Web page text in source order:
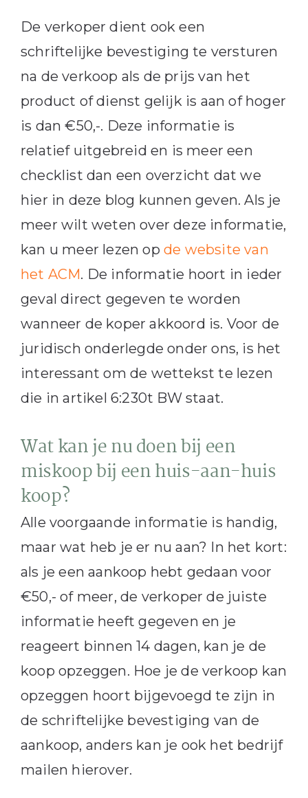
De verkoper dient ook een
schriftelijke bevestiging te versturen
na de verkoop als de prijs van het
product of dienst gelijk is aan of hoger
is dan €50,-. Deze informatie is
relatief uitgebreid en is meer een
checklist dan een overzicht dat we
hier in deze blog kunnen geven. Als je
meer wilt weten over deze informatie,
kan u meer lezen op de website van
het ACM. De informatie hoort in ieder
geval direct gegeven te worden
wanneer de koper akkoord is. Voor de
juridisch onderlegde onder ons, is het
interessant om de wettekst te lezen
die in artikel 6:230t BW staat.
Wat kan je nu doen bij een
miskoop bij een huis-aan-huis
koop?
Alle voorgaande informatie is handig,
maar wat heb je er nu aan? In het kort:
als je een aankoop hebt gedaan voor
€50,- of meer, de verkoper de juiste
informatie heeft gegeven en je
reageert binnen 14 dagen, kan je de
koop opzeggen. Hoe je de verkoop kan
opzeggen hoort bijgevoegd te zijn in
de schriftelijke bevestiging van de
aankoop, anders kan je ook het bedrijf
mailen hierover.